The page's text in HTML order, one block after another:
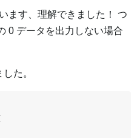
ます、理解できました！ つ
0 データを出力しない場合
た。